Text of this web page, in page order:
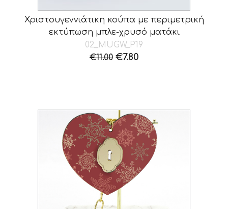
Χριστουγεννιάτικη κούπα με περιμετρική
εκτύπωση μπλε-χρυσό ματάκι
02_MUGW_P19
€11.00 Original
€7.80Η